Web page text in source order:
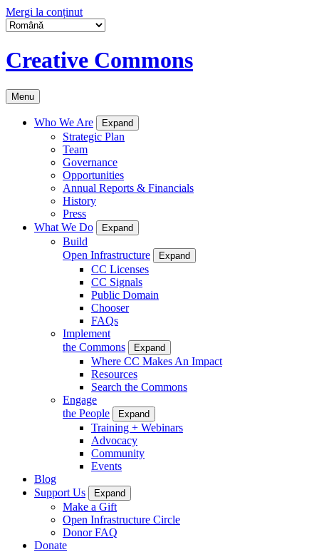
Mergi la conținut
Creative Commons
Menu
Who We Are Expand
Strategic Plan
Team
Governance
Opportunities
Annual Reports & Financials
History
Press
What We Do
Expand
Build
Open Infrastructure
Expand
CC Licenses
CC Signals
Public Domain
Chooser
FAQs
Implement
the Commons
Expand
Where CC Makes An Impact
Resources
Search the Commons
Engage
the People
Expand
Training + Webinars
Advocacy
Community
Events
Blog
Support Us
Expand
Make a Gift
Open Infrastructure Circle
Donor FAQ
Donate